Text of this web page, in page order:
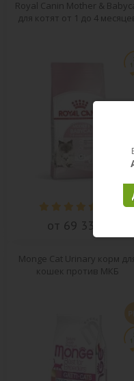
Royal Canin Mother &
для котят от 1 до 4
от 69 330 ₸
Monge Cat Urinary корм
кошек против МКБ